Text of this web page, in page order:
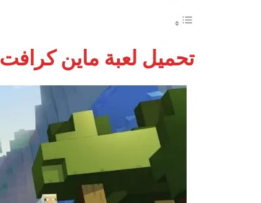
تحميل لعبة ماين كرافت